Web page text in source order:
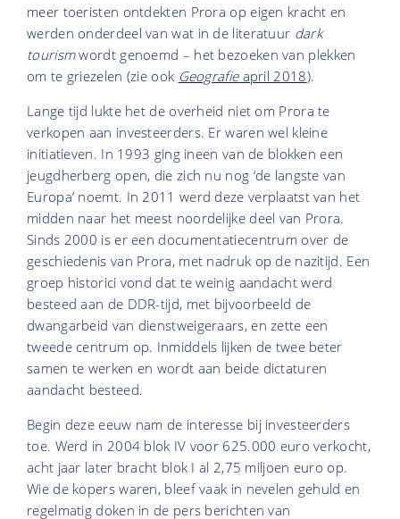
meer toeristen ontdekten Prora op eigen kracht en
werden onderdeel van wat in de literatuur dark
tourismwordt genoemd – het bezoeken van plekken
om te griezelen (zie ook Geografieapril 2018).
Lange tijd lukte het de overheid niet om Prora te
verkopen aan investeerders. Er waren wel kleine
initiatieven. In 1993 ging ineen van de blokken een
jeugdherberg open, die zich nu nog ‘de langste van
Europa’ noemt. In 2011 werd deze verplaatst van het
midden naar het meest noordelijke deel van Prora.
Sinds 2000 is er een documentatiecentrum over de
geschiedenis van Prora, met nadruk op de nazitijd. Een
groep historici vond dat te weinig aandacht werd
besteed aan de DDR-tijd, met bijvoorbeeld de
dwangarbeid van dienstweigeraars, en zette een
tweede centrum op. Inmiddels lijken de twee beter
samen te werken en wordt aan beide dictaturen
aandacht besteed.
Begin deze eeuw nam de interesse bij investeerders
toe. Werd in 2004 blok IV voor 625.000 euro verkocht,
acht jaar later bracht blok I al 2,75 miljoen euro op.
Wie de kopers waren, bleef vaak in nevelen gehuld en
regelmatig doken in de pers berichten van